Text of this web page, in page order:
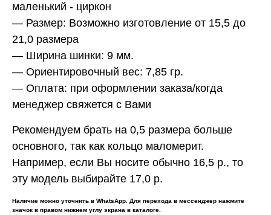
маленький - циркон
— Размер: Возможно изготовление от 15,5 до
21,0 размера
— Ширина шинки: 9 мм.
— Ориентировочный вес: 7,85 гр.
— Оплата: при оформлении заказа/когда
менеджер свяжется с Вами
Рекомендуем брать на 0,5 размера больше
основного, так как кольцо маломерит.
Например, если Вы носите обычно 16,5 р., то
эту модель выбирайте 17,0 р.
Наличие можно уточнить в WhatsApp. Для перехода в мессенджер нажмите
значок в правом нижнем углу экрана в каталоге.